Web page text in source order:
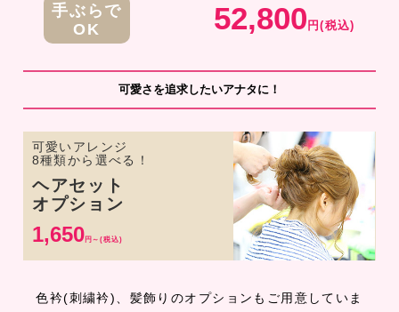
手ぶらで
OK
52,800 円(税込)
可愛さを追求したいアナタに！
可愛いアレンジ
8種類から選べる！
ヘアセット
オプション
1,650円～(税込)
色衿(刺繍衿)、髪飾りのオプションもご用意していま